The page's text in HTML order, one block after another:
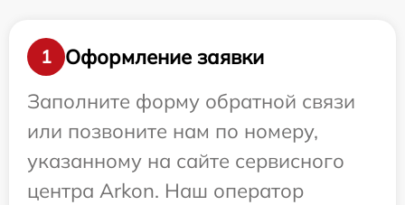
1
Оформление заявки
Заполните форму обратной связи
или позвоните нам по номеру,
указанному на сайте сервисного
центра Arkon. Наш оператор